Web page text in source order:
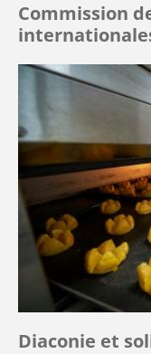
Commission
Diaconie et